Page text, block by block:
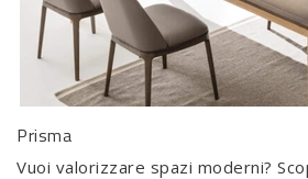
Prisma
Vuoi valorizzare spazi moderni?